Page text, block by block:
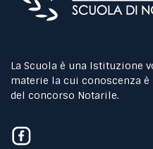
La Scuola è una Istituzione
materie la cui conoscenza
del concorso Notarile.